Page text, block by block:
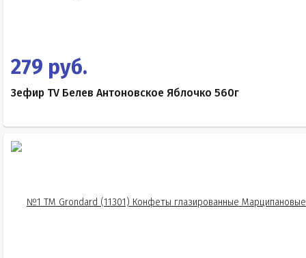
279 руб.
Зефир TV Белев Антоновское Яблочко 560г